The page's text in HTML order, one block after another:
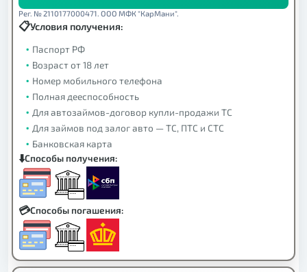
Рег. № 2110177000471. ООО МФК "КарМани".
Условия получения:
Паспорт РФ
Возраст от 18 лет
Номер мобильного телефона
Полная дееспособность
Для автозаймов-договор купли-продажи ТС
Для займов под залог авто — ТС, ПТС и СТС
Банковская карта
Способы получения:
Способы погашения: